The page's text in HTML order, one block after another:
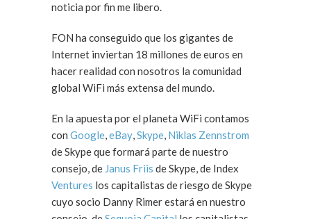
noticia por fin me libero.
FON ha conseguido que los gigantes de
Internet inviertan 18 millones de euros en
hacer realidad con nosotros la comunidad
global WiFi más extensa del mundo.
En la apuesta por el planeta WiFi contamos
con Google,eBay,Skype, Niklas Zennstrom
de Skype que formará parte de nuestro
consejo, de Janus Friis de Skype, de Index
Ventures los capitalistas de riesgo de Skype
cuyo socio Danny Rimer estará en nuestro